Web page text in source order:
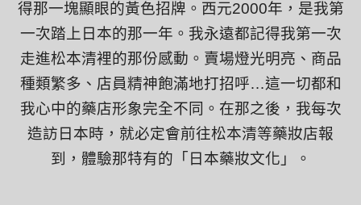
得那一塊顯眼的黃色招牌。西元2000年，是我第
一次踏上日本的那一年。我永遠都記得我第一次
走進松本清裡的那份感動。賣場燈光明亮、商品
種類繁多、店員精神飽滿地打招呼…這一切都和
我心中的藥店形象完全不同。在那之後，我每次
造訪日本時，就必定會前往松本清等藥妝店報
到，體驗那特有的 「 日本藥妝文化 」 。